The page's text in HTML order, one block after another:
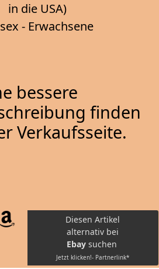
in die USA)
- Erwachsene
bessere
finden
Verkaufsseite.
Diesen Artikel
alternativ bei
Ebay suchen
Jetzt klicken!- Partnerlink*